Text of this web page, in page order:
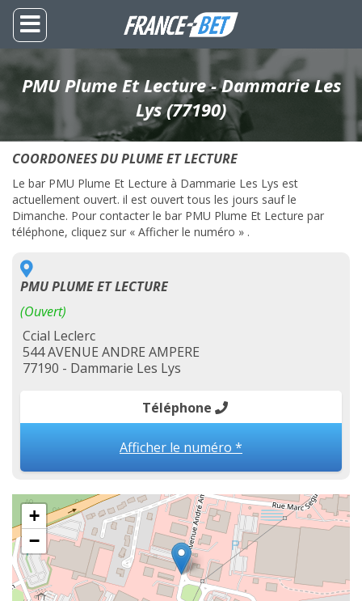
PMU Plume Et Lecture - Dammarie Les
Lys (77190)
COORDONEES DU PLUME ET LECTURE
Le bar PMU Plume Et Lecture à Dammarie Les Lys est
actuellement ouvert. il est ouvert tous les jours sauf le
Dimanche. Pour contacter le bar PMU Plume Et Lecture par
téléphone, cliquez sur « Afficher le numéro » .
PMU PLUME ET LECTURE
(Ouvert)
Ccial Leclerc
544 AVENUE ANDRE AMPERE
77190 - Dammarie Les Lys
Téléphone
Afficher le numéro *
+
−